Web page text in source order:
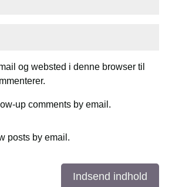
og websted i denne browser til
up comments by email.
posts by email.
Indsend indhold